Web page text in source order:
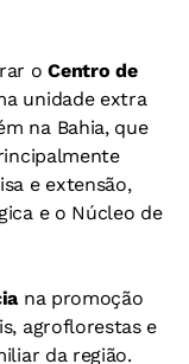
oCentro de
unidade extra
na Bahia, que
e extensão,
e o Núcleo de
na promoção
agroflorestas e
da região.